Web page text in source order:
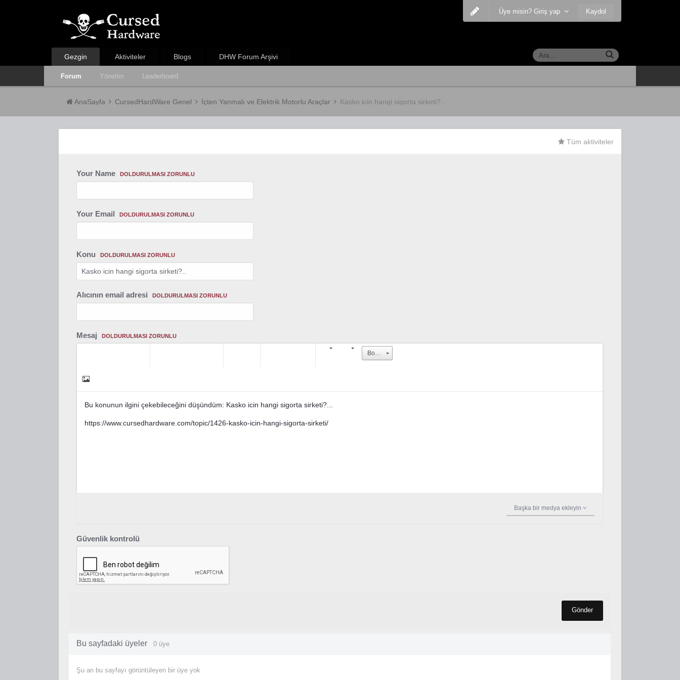
Üye misin? Giriş yap Kaydol
Gezgin
Forum Yönetim Leaderboard
Aktiviteler Blogs DHW Forum Arşivi
AnaSayfa CursedHardWare Genel İçten Yanmalı ve Elektrik Motorlu Araçlar Kasko icin hangi sigorta sirketi?..
Tüm aktiviteler
Your Name DOLDURULMASI ZORUNLU
Your Email DOLDURULMASI ZORUNLU
Konu DOLDURULMASI ZORUNLU
Alıcının email adresi DOLDURULMASI ZORUNLU
Mesaj DOLDURULMASI ZORUNLU
Boyut
Bu konunun ilgini çekebileceğini düşündüm: Kasko icin hangi sigorta sirketi?...
https://www.cursedhardware.com/topic/1426-kasko-icin-hangi-sigorta-sirketi/
Başka bir medya ekleyin
Güvenlik kontrolü
Gönder
Bu sayfadaki üyeler 0 üye
Şu an bu sayfayı görüntüleyen bir üye yok